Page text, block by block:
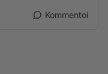
Kommentoi